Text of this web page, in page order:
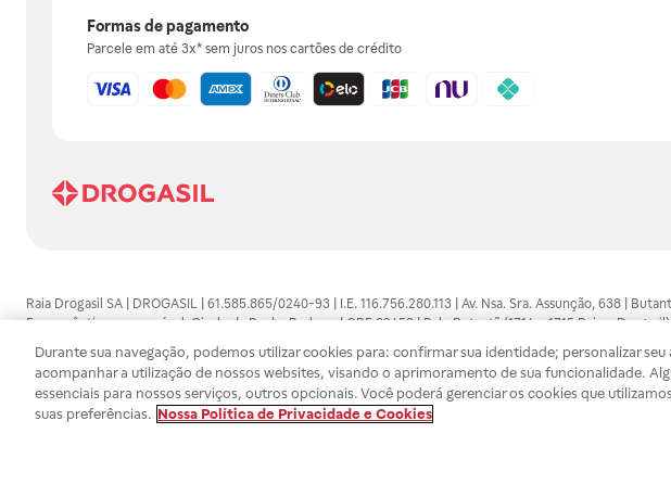
Formas de pagamento
Parcele em até 3x* sem juros nos cartões de crédito
Raia Drogasil SA | DROGASIL | 61.585.865/0240-93 | I.E. 116.756.280.113 | Av. Nsa. Sra. Assunção, 638 |
Farmacêutico responsável: Gisele da Penha Barbosa | CRF 89453 | Polo Butantã (1714 e 1715 Raia e
automedicação e não substituem, em hipótese alguma, as orientações dadas pelo profissional da área
persistirem os sintomas, um médico deverá ser consultado. Os preços e promoções divulgados no site
SA trabalha com as tecnologias mais avançadas de proteção de dados, para que você possa realizar suas
efetuados estão sujeitos à confirmação da disponibilidade de produto em nosso estoque.
Durante sua navegação, podemos utilizar cookies para: confirmar sua identidade; personalizar seu
acompanhar a utilização de nossos websites, visando o aprimoramento de sua funcionalidade.
essenciais para nossos serviços, outros opcionais. Você poderá gerenciar os cookies que
suas preferências. Nossa Política de Privacidade e Cookies